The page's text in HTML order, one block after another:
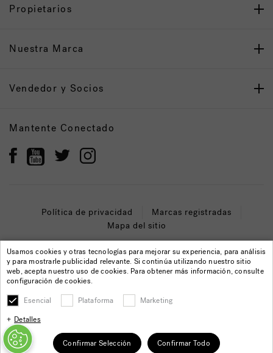
Propietarios
Nuestra Marca
Vendedor y Socios
Mantente Conectado
Política de privacidad
Marcas registradas
Mapa del sitio
© 2022 Jacuzzi Inc. Todos los derechos reservados.
Usamos cookies y otras tecnologías para mejorar su experiencia, para análisis
y para mostrarle publicidad relevante. Si continúa utilizando nuestro sitio
web, acepta nuestro uso de cookies. Para obtener más información, consulte
configuración de cookies.
Esencial
Plataforma
Marketing
Detalles
Confirmar Selección Confirmar Todo